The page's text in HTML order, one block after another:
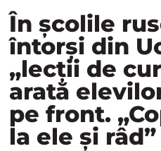
În școlile
întorși din
„lecții de
arată
pe front.
la ele și râd”